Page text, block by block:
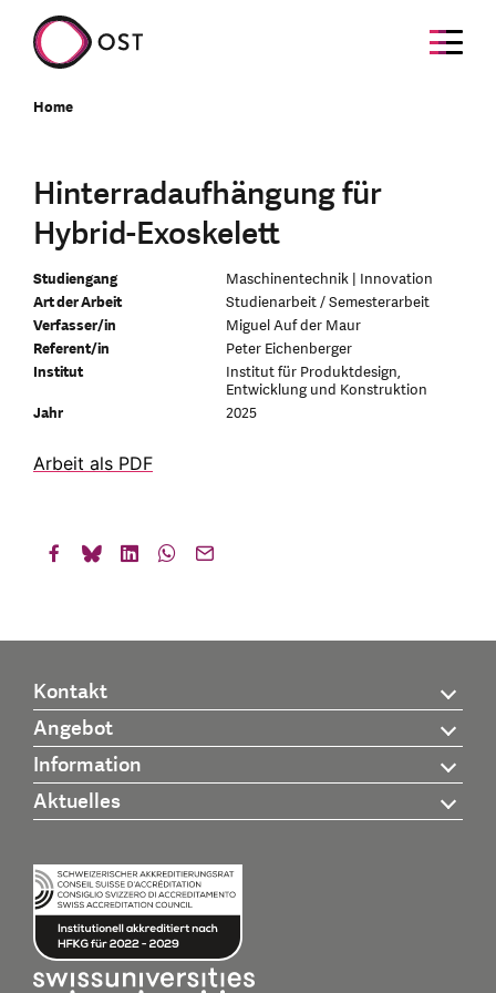
Home
Hinterradaufhängung für
Hybrid-Exoskelett
Studiengang
Maschinentechnik | Innovation
Art der Arbeit
Studienarbeit / Semesterarbeit
Verfasser/in
Miguel Auf der Maur
Referent/in
Peter Eichenberger
Institut
Institut für Produktdesign,
Entwicklung und Konstruktion
Jahr
2025
Arbeit als PDF
Kontakt
Angebot
Information
Aktuelles